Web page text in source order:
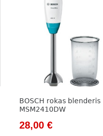
BOSCH rokas blenderis
MSM2410DW
Original
28,00€Current